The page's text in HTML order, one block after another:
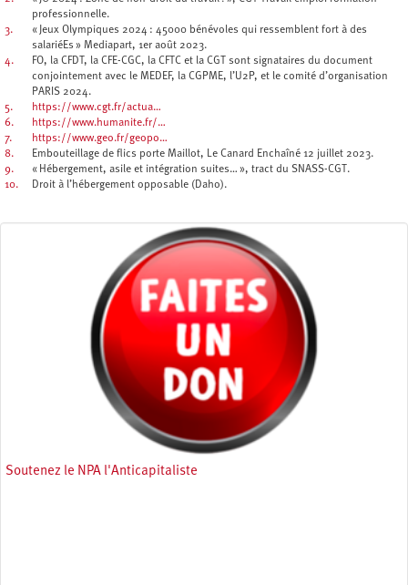
professionnelle.
3.
« Jeux Olympiques 2024 : 45000 bénévoles qui ressemblent fort à des
salariéEs » Mediapart, 1er août 2023.
4.
FO, la CFDT, la CFE-CGC, la CFTC et la CGT sont signataires du document
conjointement avec le MEDEF, la CGPME, l’U2P, et le comité d’organisation
PARIS 2024.
5.
https://www.cgt.fr/actua…
6.
https://www.humanite.fr/…
7.
https://www.geo.fr/geopo…
8.
Embouteillage de flics porte Maillot, Le Canard Enchaîné 12 juillet 2023.
9.
« Hébergement, asile et intégration suites… », tract du SNASS-CGT.
10.
Droit à l’hébergement opposable (Daho).
Soutenez le NPA l'Anticapitaliste